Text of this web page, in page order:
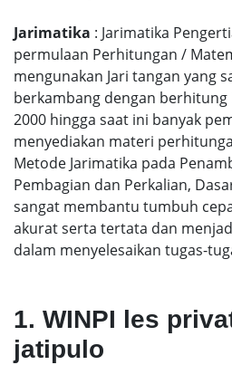
Jarimatika : Jarimatika
permulaan Perhitungan /
mengunakan Jari tangan yang
berkambang dengan
2000 hingga saat ini banyak
menyediakan materi
Metode Jarimatika pada
Pembagian dan Perkalian,
sangat membantu tumbuh
akurat serta tertata dan
dalam menyelesaikan tugas-
1. WINPI les
jatipulo